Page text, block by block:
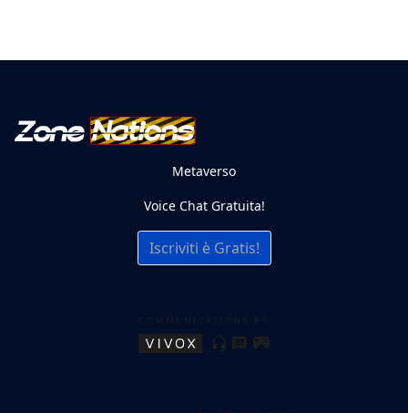
Metaverso
Voice Chat Gratuita!
Iscriviti è Gratis!